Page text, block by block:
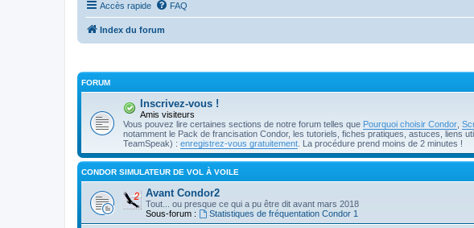
Accès rapide FAQ
Index du forum
FORUM
Inscrivez-vous !
Amis visiteurs
Vous pouvez lire certaines sections de notre forum telles que Pourquoi choisir Condor
notamment le Pack de francisation Condor, les tutoriels, fiches pratiques, astuces, liens
TeamSpeak) : enregistrez-vous gratuitement . La procédure prend moins de 2 minutes !
CONDOR SIMULATEUR DE VOL À VOILE
Avant Condor2
Tout... ou presque ce qui a pu être dit avant mars 2018
Sous-forum :
Statistiques de fréquentation Condor 1